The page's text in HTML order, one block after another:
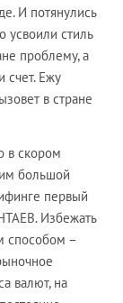
И потянулись
усвоили стиль
проблему, а
счет. Ежу
в стране
в скором
большой
первый
Избежать
способом –
валют, на